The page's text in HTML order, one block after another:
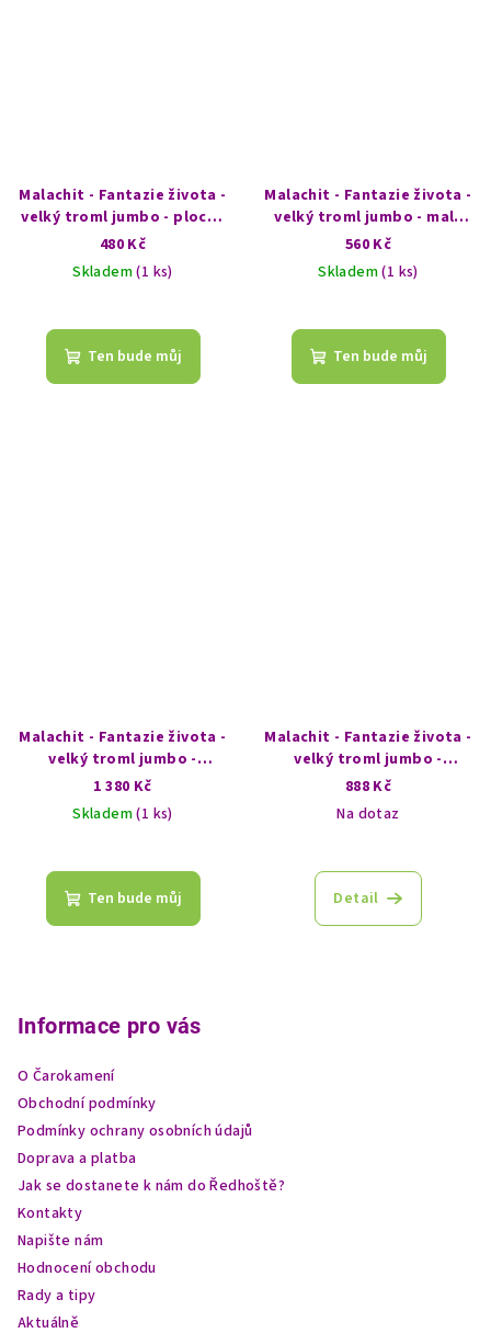
Malachit - Fantazie života -
velký troml jumbo - plochý
trojúhelníkový
480 Kč
Skladem(1 ks)
Ten bude můj
Malachit - Fantazie života -
velký troml jumbo - malý
kopeček
560 Kč
Skladem(1 ks)
Ten bude můj
Malachit - Fantazie života -
velký troml jumbo -
nádherný malachitový les
1 380 Kč
Skladem(1 ks)
Ten bude můj
Malachit - Fantazie života -
velký troml jumbo -
malachitová ploutvička
888 Kč
Na dotaz
Detail
Informace pro vás
O Čarokamení
Obchodní podmínky
Podmínky ochrany osobních údajů
Doprava a platba
Jak se dostanete k nám do Ředhoště?
Kontakty
Napište nám
Hodnocení obchodu
Rady a tipy
Aktuálně